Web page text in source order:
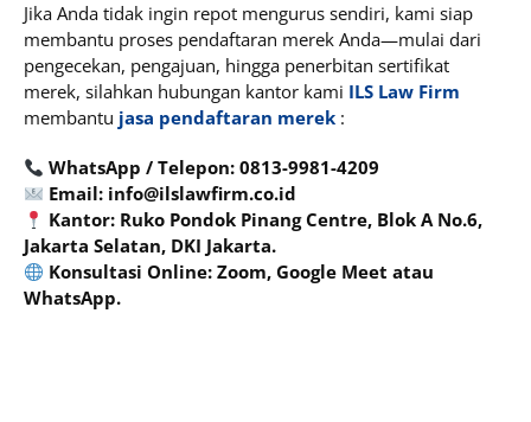
Jika Anda tidak ingin repot mengurus sendiri, kami siap
membantu proses pendaftaran merek Anda—mulai dari
pengecekan, pengajuan, hingga penerbitan sertifikat
merek, silahkan hubungan kantor kami ILS Law Firm
membantu jasa pendaftaran merek :
WhatsApp / Telepon: 0813-9981-4209
Email: info@ilslawfirm.co.id
Kantor: Ruko Pondok Pinang Centre, Blok A No.6,
Jakarta Selatan, DKI Jakarta.
Konsultasi Online: Zoom, Google Meet atau
WhatsApp.